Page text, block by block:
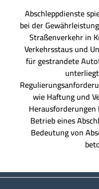
Abschleppdienste
bei der
Straßenverkehr in
Verkehrsstaus und
für gestrandete
wie Haftung und
Betrieb eines
Bedeutung von